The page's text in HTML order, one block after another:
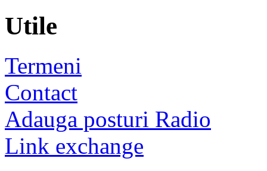
Utile
Termeni
Contact
Adauga posturi Radio
Link exchange